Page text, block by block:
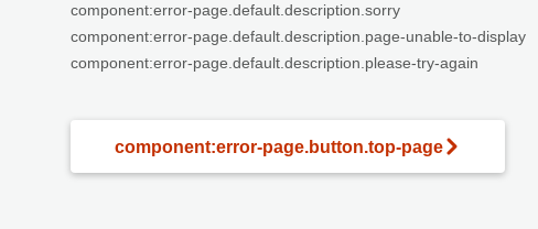
component:error-page.default.description.sorry
component:error-page.default.description.page-unable-to-display
component:error-page.default.description.please-try-again
component:error-page.button.top-page